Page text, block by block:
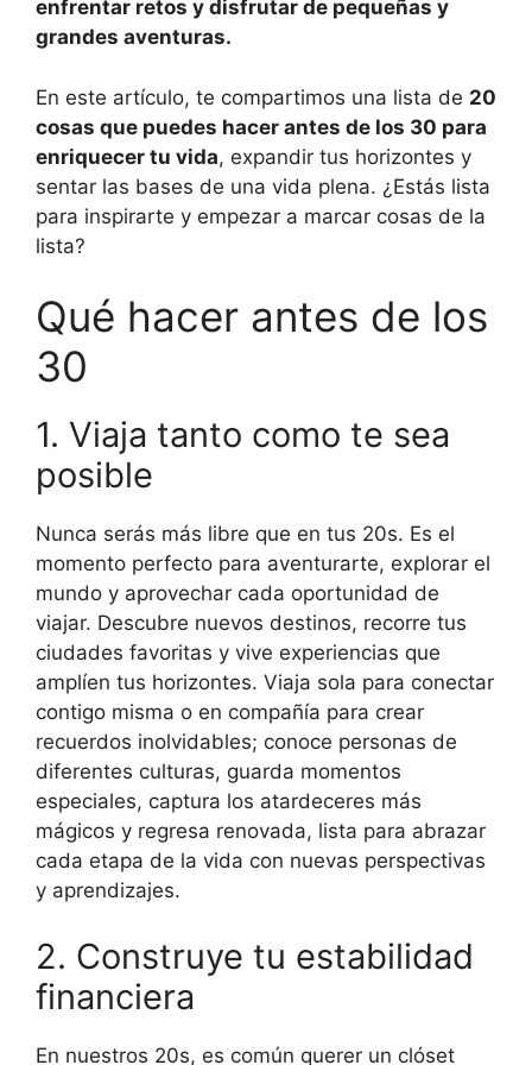
enfrentar retos y disfrutar de pequeñas y
grandes aventuras.
En este artículo, te compartimos una lista de 20
cosas que puedes hacer antes de los 30 para
enriquecer tu vida, expandir tus horizontes y
sentar las bases de una vida plena. ¿Estás lista
para inspirarte y empezar a marcar cosas de la
lista?
Qué hacer antes de los
30
1. Viaja tanto como te sea
posible
Nunca serás más libre que en tus 20s. Es el
momento perfecto para aventurarte, explorar el
mundo y aprovechar cada oportunidad de
viajar. Descubre nuevos destinos, recorre tus
ciudades favoritas y vive experiencias que
amplíen tus horizontes. Viaja sola para conectar
contigo misma o en compañía para crear
recuerdos inolvidables; conoce personas de
diferentes culturas, guarda momentos
especiales, captura los atardeceres más
mágicos y regresa renovada, lista para abrazar
cada etapa de la vida con nuevas perspectivas
y aprendizajes.
2. Construye tu estabilidad
financiera
En nuestros 20s, es común querer un clóset